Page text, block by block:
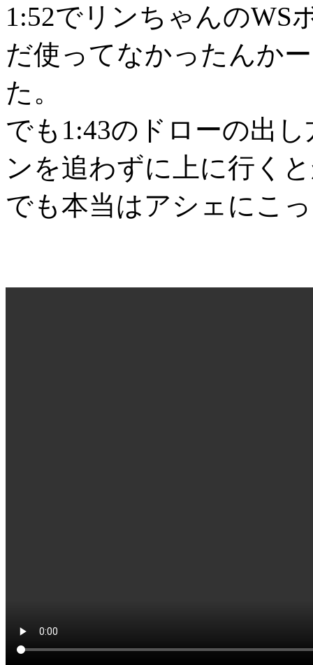
1:52でリンちゃんのWS
だ使ってなかったんか
た。
でも1:43のドローの出
ンを追わずに上に行く
でも本当はアシェにこ